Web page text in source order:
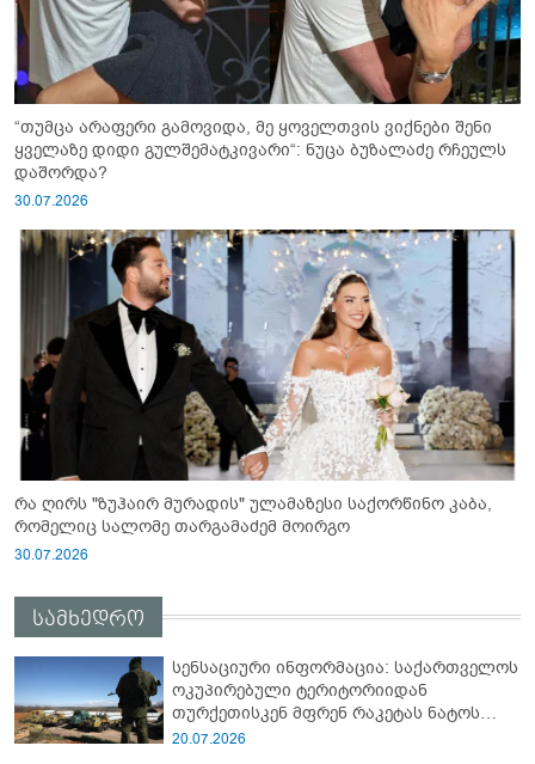
“თუმცა არაფერი გამოვიდა, მე ყოველთვის ვიქნები შენი
ყველაზე დიდი გულშემატკივარი“: ნუცა ბუზალაძე რჩეულს
დაშორდა?
30.07.2026
რა ღირს "ზუჰაირ მურადის" ულამაზესი საქორწინო კაბა,
რომელიც სალომე თარგამაძემ მოირგო
30.07.2026
სამხედრო
სენსაციური ინფორმაცია: საქართველოს
ოკუპირებული ტერიტორიიდან
თურქეთისკენ მფრენ რაკეტას ნატოს
სამიტი კინაღამ ჩაუშლია
20.07.2026